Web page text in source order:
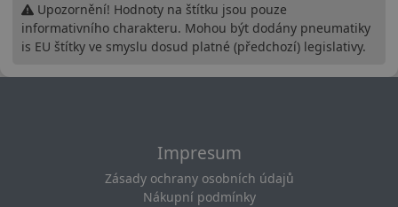
Upozornění! Hodnoty na štítku jsou pouze
informativního charakteru. Mohou být dodány pneumatiky
is EU štítky ve smyslu dosud platné (předchozí) legislativy.
Impresum
Zásady ochrany osobních údajů
Nákupní podmínky